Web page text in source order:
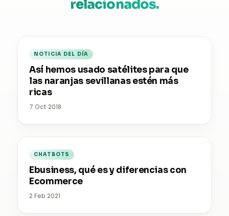
relacionados.
NOTICIA DEL DÍA
Así hemos usado satélites para que
las naranjas sevillanas estén más
ricas
7 Oct 2018
CHATBOTS
Ebusiness, qué es y diferencias con
Ecommerce
2 Feb 2021